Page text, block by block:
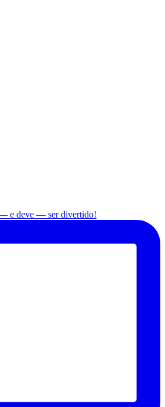
e deve — ser divertido!